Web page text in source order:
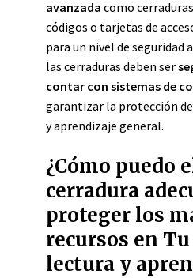
avanzada como
códigos o tarjetas de
para un nivel de seguridad
las cerraduras deben ser
contar con sistemas de
garantizar la protección
y aprendizaje general.
¿Cómo puedo
cerradura
proteger los
recursos en
lectura y